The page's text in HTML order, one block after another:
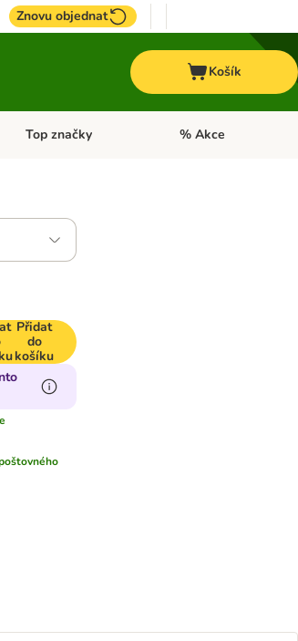
Znovu objednat
Košík
Otevřít menu: + VET Dieta
Top značky Otevřít menu: Top
% Akce
Přidat
do
košíku